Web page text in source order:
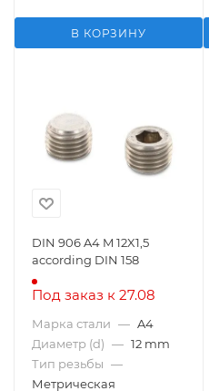
В КОРЗИНУ
DIN 906 A4 M 12X1,5
according DIN 158
Под заказ к 27.08
Марка стали — A4
Диаметр (d) — 12 mm
Тип резьбы —
Метрическая